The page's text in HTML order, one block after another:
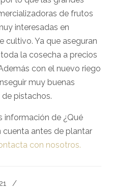
de frutos
interesadas en
cultivo. Ya que aseguran
la cosecha a precios
con el nuevo riego
muy buenas
pistachos.
información de ¿Qué
cuenta antes de plantar
con nosotros.
/